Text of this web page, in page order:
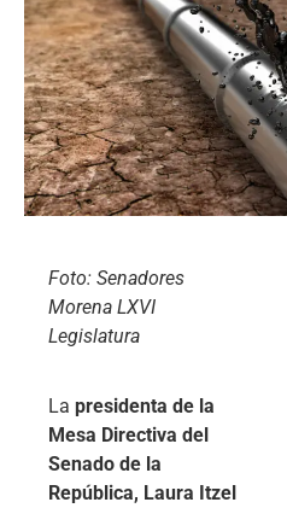
Foto: Senadores
Morena LXVI
Legislatura
La presidenta de la
Mesa Directiva del
Senado de la
República, Laura Itzel